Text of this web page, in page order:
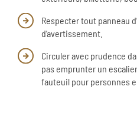
Respecter tout panneau
d’avertissement.
Circuler avec prudence
pas emprunter un
fauteuil pour personnes